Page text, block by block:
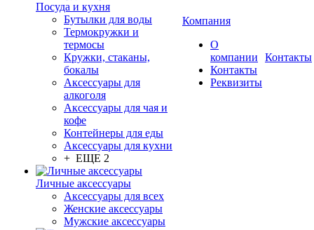
Посуда и кухня
Бутылки для воды
Термокружки и
термосы
Кружки, стаканы,
бокалы
Аксессуары для
алкоголя
Аксессуары для чая и
кофе
Контейнеры для еды
Аксессуары для кухни
+ ЕЩЕ 2
Личные аксессуары
Аксессуары для всех
Женские аксессуары
Мужские аксессуары
Компания
О
компании
Контакты
Реквизиты
Контакты